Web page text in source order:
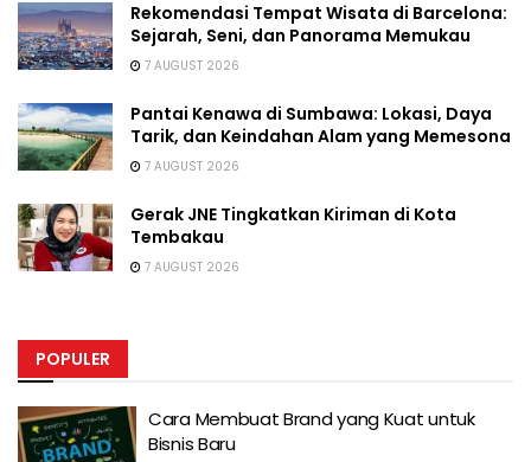
Rekomendasi Tempat Wisata di Barcelona:
Sejarah, Seni, dan Panorama Memukau
7 AUGUST 2026
Pantai Kenawa di Sumbawa: Lokasi, Daya
Tarik, dan Keindahan Alam yang Memesona
7 AUGUST 2026
Gerak JNE Tingkatkan Kiriman di Kota
Tembakau
7 AUGUST 2026
POPULER
Cara Membuat Brand yang Kuat untuk
Bisnis Baru